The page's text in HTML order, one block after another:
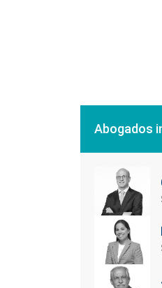
Abogados